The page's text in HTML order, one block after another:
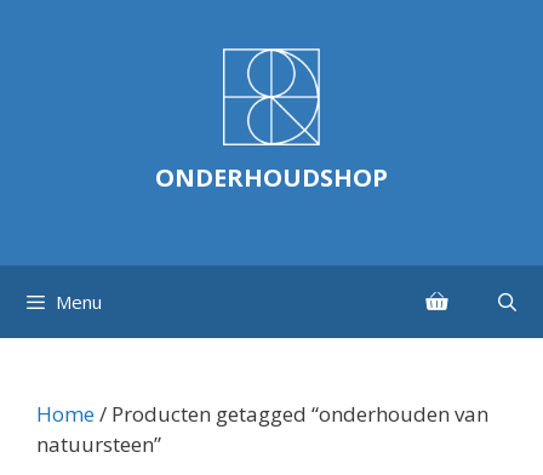
ONDERHOUDSHOP
Menu
Home/ Producten getagged “onderhouden van
natuursteen”